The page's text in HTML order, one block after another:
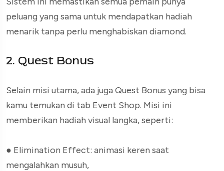
peluang yang sama untuk mendapatkan hadiah
menarik tanpa perlu menghabiskan diamond.
2. Quest Bonus
Selain misi utama, ada juga Quest Bonus yang bisa
kamu temukan di tab Event Shop. Misi ini
memberikan hadiah visual langka, seperti:
● Elimination Effect: animasi keren saat
mengalahkan musuh,